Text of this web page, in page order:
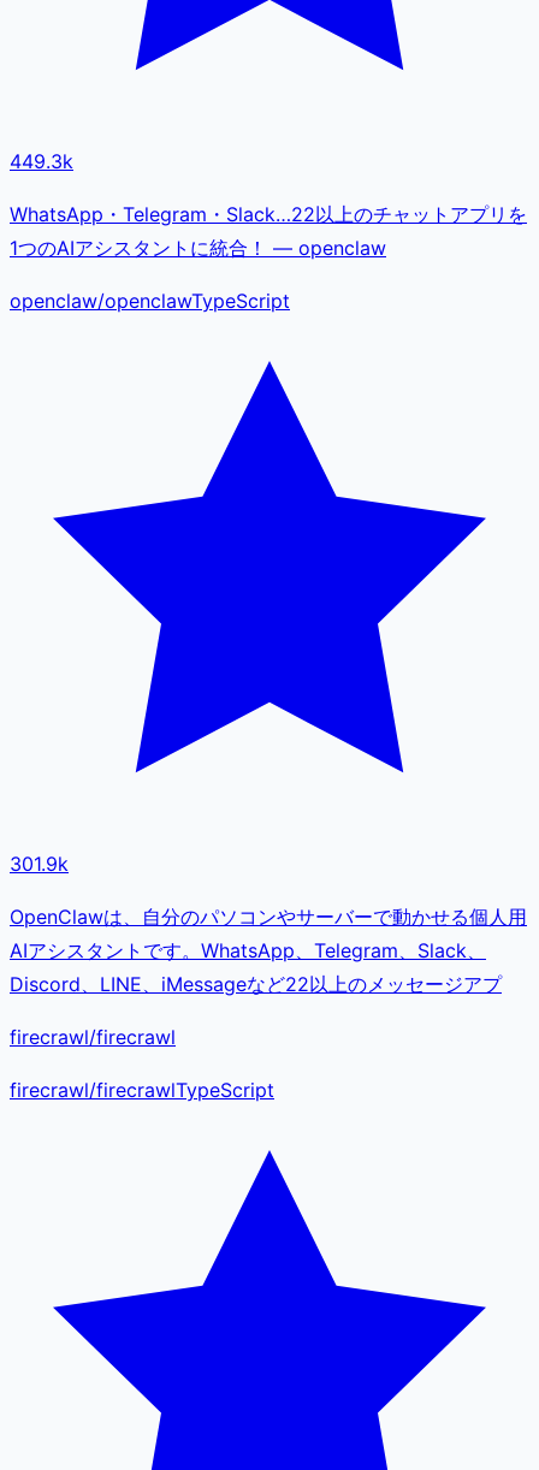
449.3k
WhatsApp・Telegram・Slack…22以上のチャットアプリを
1つのAIアシスタントに統合！ — openclaw
openclaw/openclawTypeScript
301.9k
OpenClawは、自分のパソコンやサーバーで動かせる個人用
AIアシスタントです。WhatsApp、Telegram、Slack、
Discord、LINE、iMessageなど22以上のメッセージアプ
firecrawl/firecrawl
firecrawl/firecrawlTypeScript